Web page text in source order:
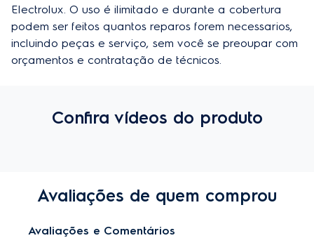
Electrolux. O uso é ilimitado e durante a cobertura
podem ser feitos quantos reparos forem necessarios,
incluindo peças e serviço, sem você se preoupar com
orçamentos e contratação de técnicos.
Confira vídeos do produto
Avaliações de quem comprou
Avaliações e Comentários